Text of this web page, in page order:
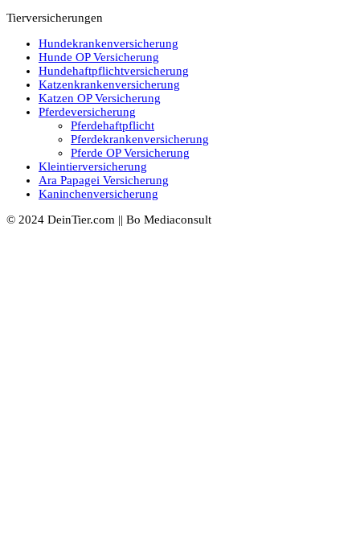
Tierversicherungen
Hundekrankenversicherung
Hunde OP Versicherung
Hundehaftpflichtversicherung
Katzenkrankenversicherung
Katzen OP Versicherung
Pferdeversicherung
Pferdehaftpflicht
Pferdekrankenversicherung
Pferde OP Versicherung
Kleintierversicherung
Ara Papagei Versicherung
Kaninchenversicherung
© 2024 DeinTier.com || Bo Mediaconsult